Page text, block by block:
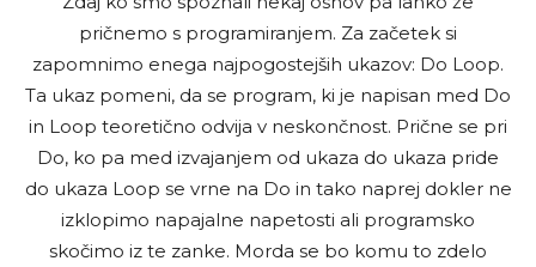
pričnemo s programiranjem. Za začetek si
zapomnimo enega najpogostejših ukazov: Do Loop.
Ta ukaz pomeni, da se program, ki je napisan med Do
in Loop teoretično odvija v neskončnost. Prične se pri
Do, ko pa med izvajanjem od ukaza do ukaza pride
do ukaza Loop se vrne na Do in tako naprej dokler ne
izklopimo napajalne napetosti ali programsko
skočimo iz te zanke. Morda se bo komu to zdelo